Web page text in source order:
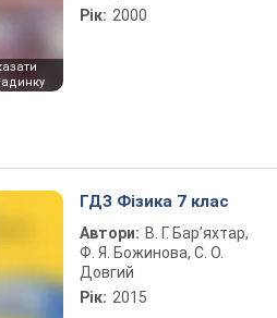
Рік: 2000
ГДЗ Фізика 7 клас
Автори: В. Г. Бар’яхтар,
Ф. Я. Божинова, С. О.
Довгий
Рік: 2015